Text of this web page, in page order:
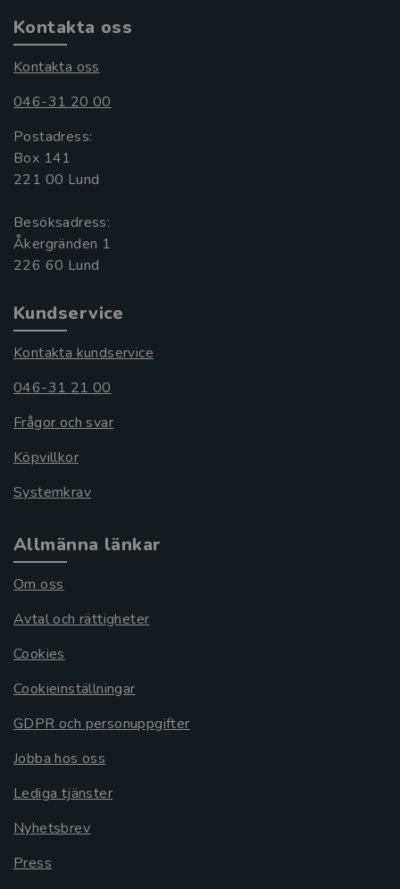
Kontakta oss
Kontakta oss
046-31 20 00
Postadress:
Box 141
221 00 Lund
Besöksadress:
Åkergränden 1
Kundservice
Kontakta kundservice
046-31 21 00
Frågor och svar
Köpvillkor
Systemkrav
Allmänna länkar
Om oss
Avtal och rättigheter
Cookies
Cookieinställningar
GDPR och personuppgifter
Jobba hos oss
Lediga tjänster
Nyhetsbrev
Press